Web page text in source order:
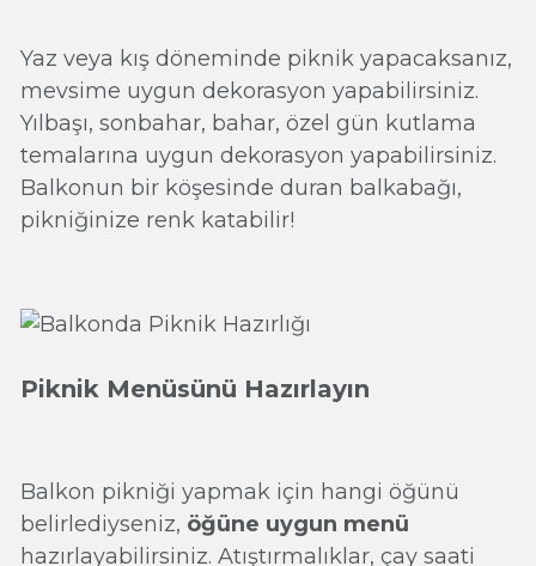
Yaz veya kış döneminde piknik yapacaksanız,
mevsime uygun dekorasyon yapabilirsiniz.
Yılbaşı, sonbahar, bahar, özel gün kutlama
temalarına uygun dekorasyon yapabilirsiniz.
Balkonun bir köşesinde duran balkabağı,
pikniğinize renk katabilir!
Piknik Menüsünü Hazırlayın
Balkon pikniği yapmak için hangi öğünü
belirlediyseniz, öğüne uygun menü
hazırlayabilirsiniz. Atıştırmalıklar, çay saati